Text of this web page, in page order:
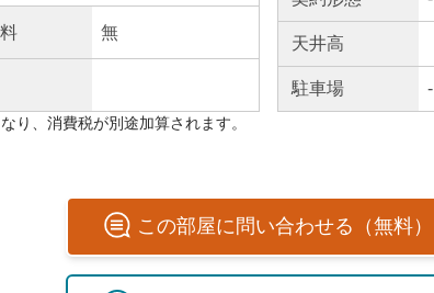
無
天井高
駐車場 -
り、消費税が別途加算されます。
この部屋に問い合わせる（無料）